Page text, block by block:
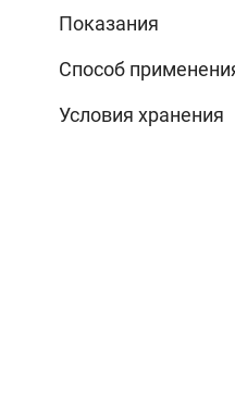
Показания
Способ
Условия хранения